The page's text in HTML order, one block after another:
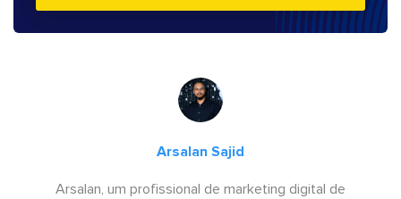
Arsalan Sajid
Arsalan, um profissional de marketing digital de